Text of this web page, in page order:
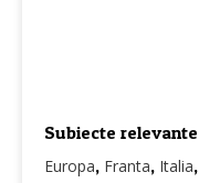
Subiecte relevante
Europa, Franta, Italia,